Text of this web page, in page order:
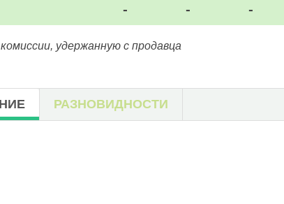
- - -
удержанную с продавца
РАЗНОВИДНОСТИ